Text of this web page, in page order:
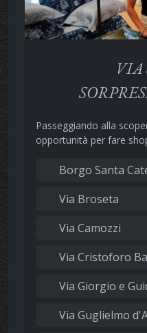
VIA
Passeggiando alla
opportunità per fare
Borgo Santa
Via Broseta
Via Camozzi
Via Cristoforo
Via Giorgio e
Via Guglielmo